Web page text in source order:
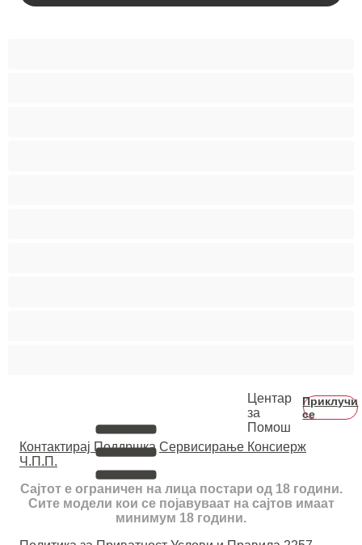
Центар
за
Помош
Приклучи
се
Контактирај Поддршка Сервисирање Консиерж
Ч.П.П.
Сајтот е ограничен на лица постари од 18 години.
Сите модели кои се појавуваат на сајтов имаат
минимум 18 години.